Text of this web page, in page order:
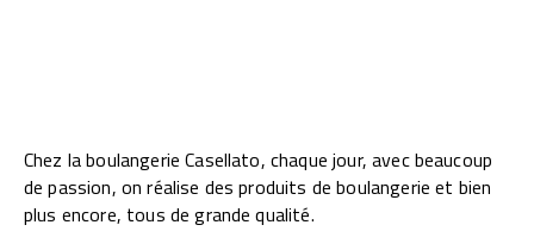
Chez la boulangerie Casellato, chaque jour, avec beaucoup
de passion, on réalise des produits de boulangerie et bien
plus encore, tous de grande qualité.